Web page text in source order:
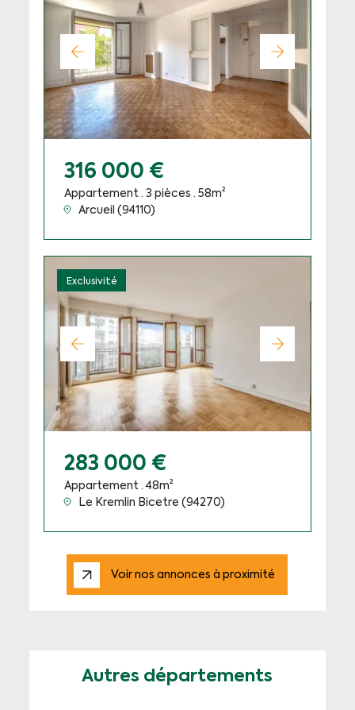
316 000 €
Appartement · 3 pièces · 58m²
Arcueil (94110)
Exclusivité
283 000 €
Appartement · 48m²
Le Kremlin Bicetre (94270)
Voir nos annonces à proximité
Autres départements